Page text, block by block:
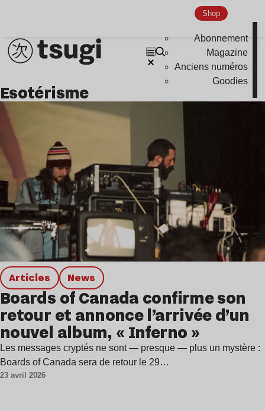
Shop
Abonnement
Magazine
Anciens numéros
Goodies
esotérisme
Articles news
Boards of Canada confirme son
retour et annonce l’arrivée d’un
nouvel album, « Inferno »
Les messages cryptés ne sont — presque — plus un mystère :
Boards of Canada sera de retour le 29…
23 avril 2026